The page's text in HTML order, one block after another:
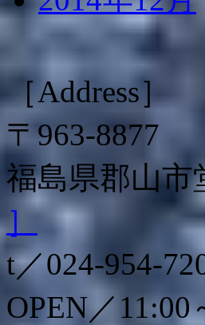
［Address］
〒963-8877
福島県郡山
］
t／024-954-
OPEN／11:00